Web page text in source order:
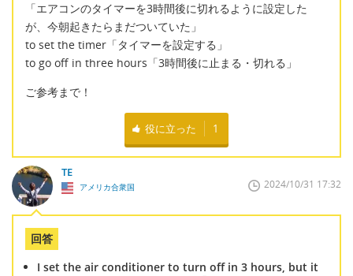
「エアコンのタイマーを3時間後に切れるように設定した
が、今朝起きたらまだついていた」
to set the timer「タイマーを設定する」
to go off in three hours「3時間後に止まる・切れる」
ご参考まで！
役に立った 1
TE
アメリカ合衆国 2024/10/31 17:32
回答
I set the air conditioner to turn off in 3 hours, but it